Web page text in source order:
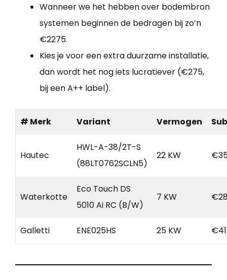
Wanneer we het hebben over bodembron
systemen beginnen de bedragen bij zo’n
€2275.
Kies je voor een extra duurzame installatie,
dan wordt het nog iets lucratiever (€275,
bij een A++ label).
# Merk Variant Vermogen
Hautec
HWL-A-38/2T-S
(88LT0762SCLN5)
22 KW
Waterkotte
Eco Touch DS
5010 Ai RC (B/W)
7 KW
Galletti ENE025HS 25 KW